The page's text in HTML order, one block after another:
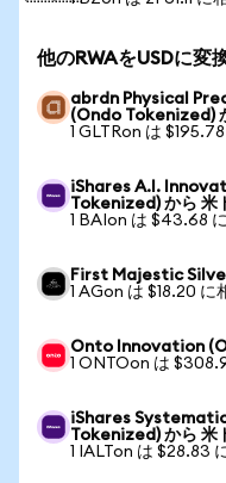
他のRWAをUSDに変
abrdn Physical
(Ondo Tokenized)
1 GLTRon は
iShares A.I.
Tokenized) から 米
1 BAIon は $43.68
First Majestic
1 AGon は $18.20 に
Onto Innovation
1 ONTOon は
iShares
Tokenized) から 米
1 IALTon は $28.83